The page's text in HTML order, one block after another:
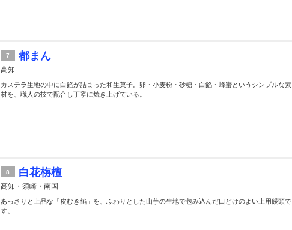
7 都まん
高知
カステラ生地の中に白餡が詰まった和生菓子。卵・小麦粉・砂糖・白餡・蜂蜜というシンプルな素
材を、職人の技で配合し丁寧に焼き上げている。
8 白花栴檀
高知・須崎・南国
あっさりと上品な「皮むき餡」を、ふわりとした山芋の生地で包み込んだ口どけのよい上用饅頭で
す。